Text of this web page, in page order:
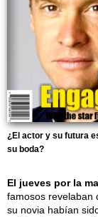
¿El actor y su futura
su boda?
El jueves por la
famosos revelaban
su novia habían